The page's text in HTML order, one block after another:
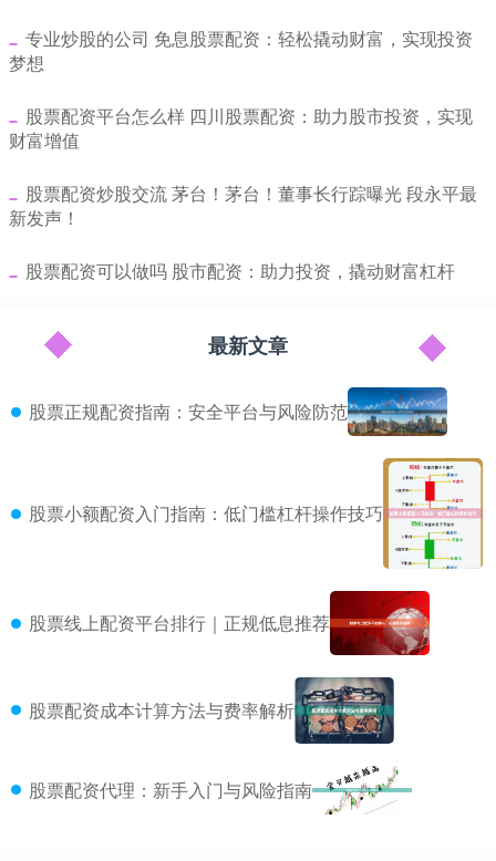
​专业炒股的公司 免息股票配资：轻松撬动财富，实现投资
梦想
​股票配资平台怎么样 四川股票配资：助力股市投资，实现
财富增值
​股票配资炒股交流 茅台！茅台！董事长行踪曝光 段永平最
新发声！
​股票配资可以做吗 股市配资：助力投资，撬动财富杠杆
最新文章
股票正规配资指南：安全平台与风险防范
股票小额配资入门指南：低门槛杠杆操作技巧
股票线上配资平台排行｜正规低息推荐
股票配资成本计算方法与费率解析
股票配资代理：新手入门与风险指南